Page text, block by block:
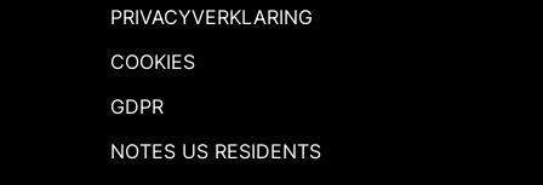
PRIVACYVERKLARING
COOKIES
GDPR
NOTES US RESIDENTS